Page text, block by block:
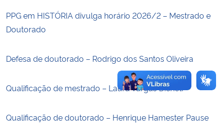
Secretaria de Governo
Gabinete de Segurança Institucional
Advocacia-Geral da União
PPG em HISTÓRIA divulga horário 2026/2 – Mestrado e
Doutorado
Defesa de doutorado – Rodrigo dos Santos Oliveira
Qualificação de mestrado – Laura Vargas Dicheti
Qualificação de doutorado – Henrique Hamester Pause